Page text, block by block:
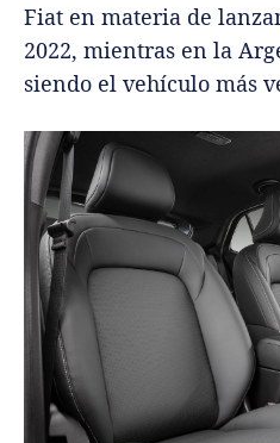
Fiat en materia de
2022, mientras en la
siendo el vehículo más